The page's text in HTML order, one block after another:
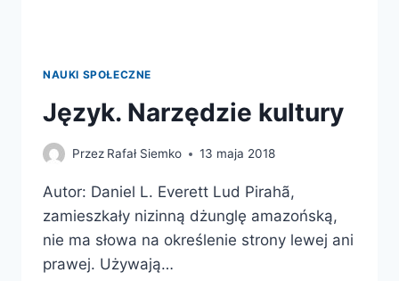
NAUKI SPOŁECZNE
Język. Narzędzie kultury
Przez Rafał Siemko 13 maja 2018
Autor: Daniel L. Everett Lud Pirahã,
zamieszkały nizinną dżunglę amazońską,
nie ma słowa na określenie strony lewej ani
prawej. Używają…